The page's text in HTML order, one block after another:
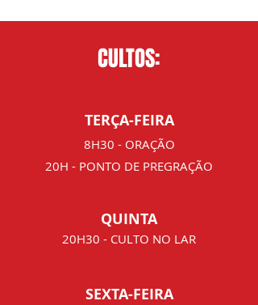
CULTOS:
TERÇA-FEIRA
8H30 - ORAÇÃO
20H - PONTO DE PREGRAÇÃO
QUINTA
20H30 - CULTO NO LAR
SEXTA-FEIRA